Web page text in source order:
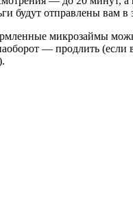
будут отправлены вам в
микрозаймы
— продлить (если